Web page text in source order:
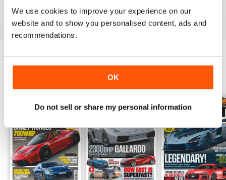
We use cookies to improve your experience on our
website and to show you personalised content, ads and
recommendations.
OK
Do not sell or share my personal information